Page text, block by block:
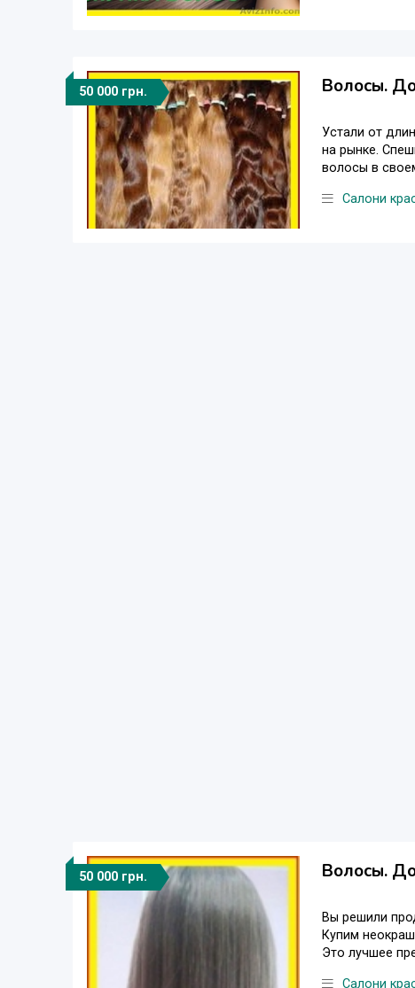
50 000 грн. Волосы.
Устали от
на рынке.
волосы в
Салони
50 000 грн. Волосы.
Bы решили
Купим
Это лучшее
Салони